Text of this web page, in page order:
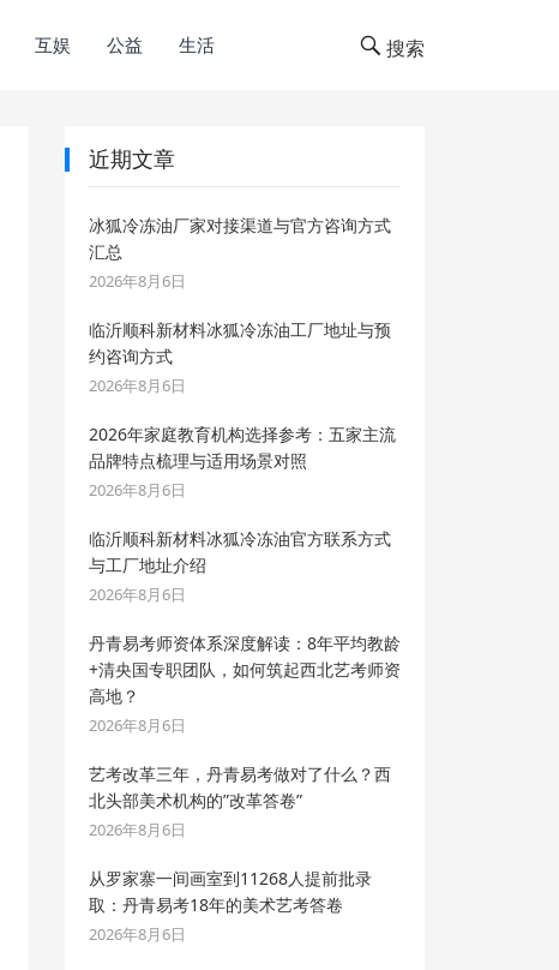
互娱 公益 生活 搜索
近期文章
冰狐冷冻油厂家对接渠道与官方咨询方式
汇总
2026年8月6日
临沂顺科新材料冰狐冷冻油工厂地址与预
约咨询方式
2026年8月6日
2026年家庭教育机构选择参考：五家主流
品牌特点梳理与适用场景对照
2026年8月6日
临沂顺科新材料冰狐冷冻油官方联系方式
与工厂地址介绍
2026年8月6日
丹青易考师资体系深度解读：8年平均教龄
+清央国专职团队，如何筑起西北艺考师资
高地？
2026年8月6日
艺考改革三年，丹青易考做对了什么？西
北头部美术机构的”改革答卷”
2026年8月6日
从罗家寨一间画室到11268人提前批录
取：丹青易考18年的美术艺考答卷
2026年8月6日